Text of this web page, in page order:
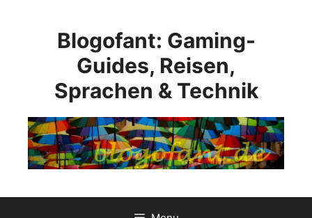
Blogofant: Gaming-
Guides, Reisen,
Sprachen & Technik